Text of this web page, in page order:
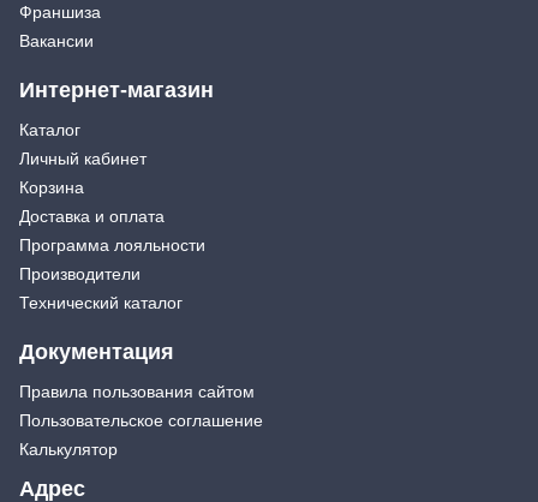
Франшиза
Вакансии
Интернет-магазин
Каталог
Личный кабинет
Корзина
Доставка и оплата
Программа лояльности
Производители
Технический каталог
Документация
Правила пользования сайтом
Пользовательское соглашение
Калькулятор
Адрес